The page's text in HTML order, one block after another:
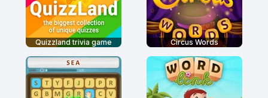
Quizzland trivia game Circus Words